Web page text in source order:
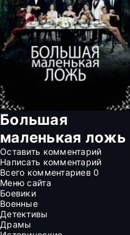
Большая
маленькая ложь
Оставить комментарий
Написать комментарий
Всего комментариев0
Меню сайта
Боевики
Военные
Детективы
Драмы